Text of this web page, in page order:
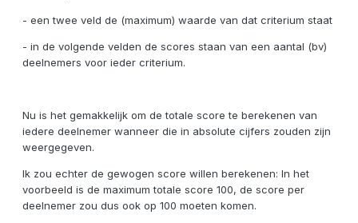
- een twee veld de (maximum) waarde van dat criterium staat
- in de volgende velden de scores staan van een aantal (bv)
deelnemers voor ieder criterium.
Nu is het gemakkelijk om de totale score te berekenen van
iedere deelnemer wanneer die in absolute cijfers zouden zijn
weergegeven.
Ik zou echter de gewogen score willen berekenen: In het
voorbeeld is de maximum totale score 100, de score per
deelnemer zou dus ook op 100 moeten komen.